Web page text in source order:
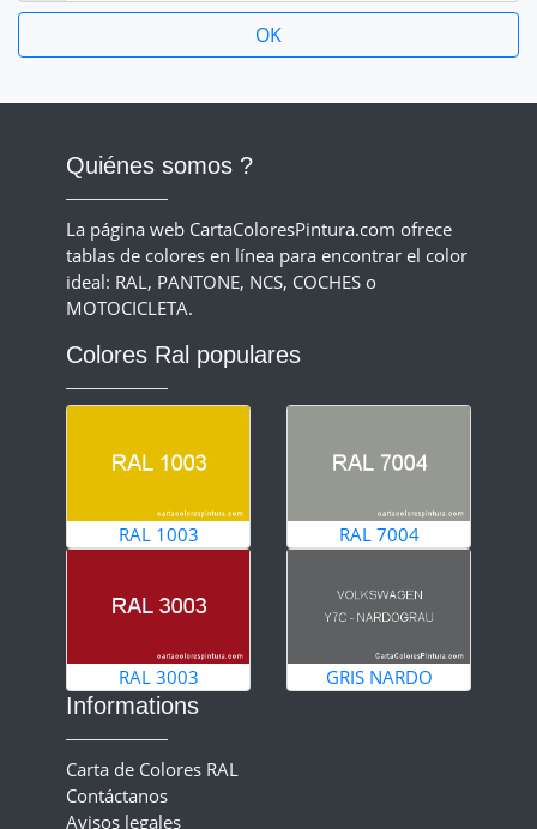
Quiénes somos ?
La página web CartaColoresPintura.com ofrece
tablas de colores en línea para encontrar el color
ideal: RAL, PANTONE, NCS, COCHES o
MOTOCICLETA.
Colores Ral populares
RAL 1003 RAL 7004
RAL 3003 GRIS NARDO
Informations
Carta de Colores RAL
Contáctanos
Avisos legales